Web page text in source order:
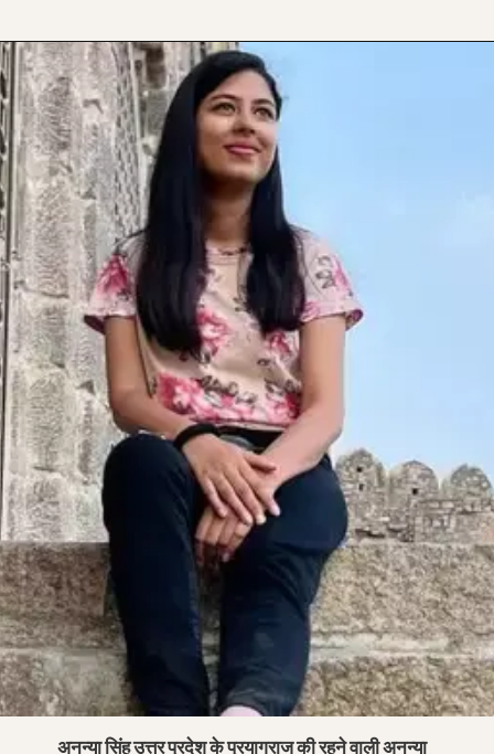
अनन्या सिंह उत्तर प्रदेश के प्रयागराज की रहने वाली अनन्या